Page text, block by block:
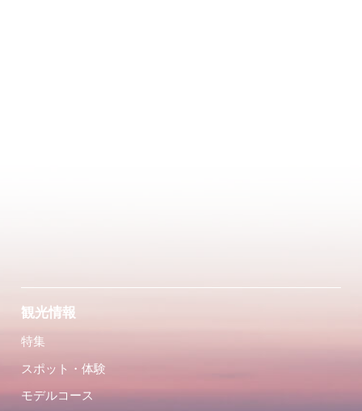
観光情報
特集
スポット・体験
モデルコース